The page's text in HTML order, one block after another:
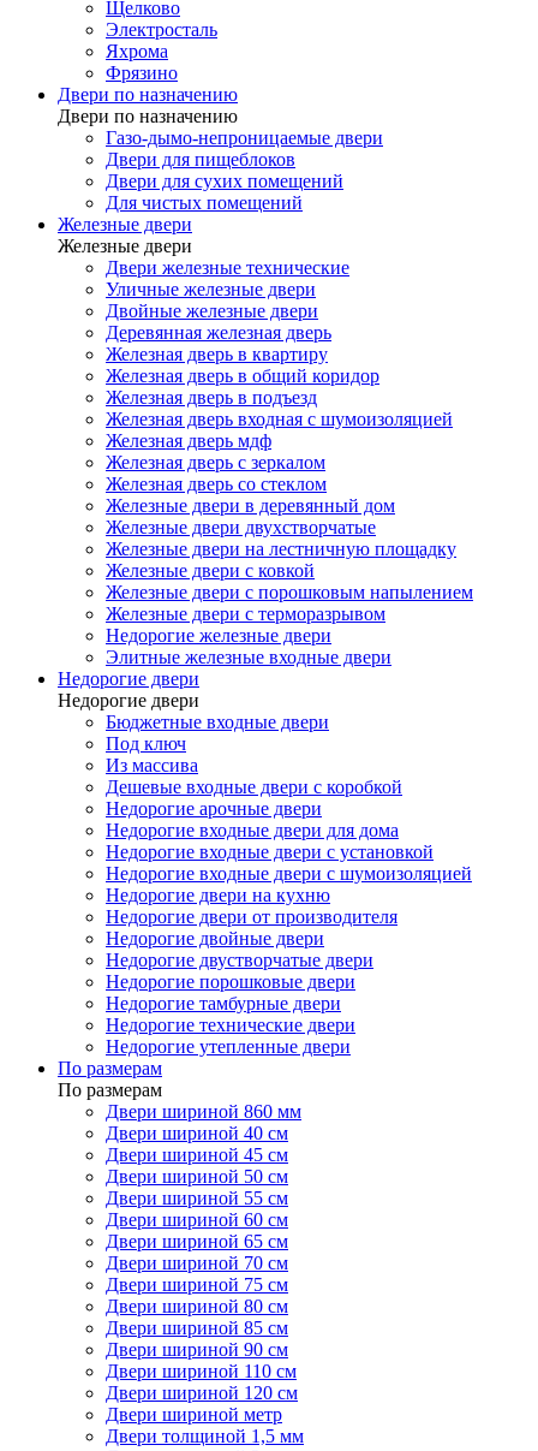
Щелково
Электросталь
Яхрома
Фрязино
Двери по назначению
Двери по назначению
Газо-дымо-непроницаемые двери
Двери для пищеблоков
Двери для сухих помещений
Для чистых помещений
Железные двери
Железные двери
Двери железные технические
Уличные железные двери
Двойные железные двери
Деревянная железная дверь
Железная дверь в квартиру
Железная дверь в общий коридор
Железная дверь в подъезд
Железная дверь входная с шумоизоляцией
Железная дверь мдф
Железная дверь с зеркалом
Железная дверь со стеклом
Железные двери в деревянный дом
Железные двери двухстворчатые
Железные двери на лестничную площадку
Железные двери с ковкой
Железные двери с порошковым напылением
Железные двери с терморазрывом
Недорогие железные двери
Элитные железные входные двери
Недорогие двери
Недорогие двери
Бюджетные входные двери
Под ключ
Из массива
Дешевые входные двери с коробкой
Недорогие арочные двери
Недорогие входные двери для дома
Недорогие входные двери с установкой
Недорогие входные двери с шумоизоляцией
Недорогие двери на кухню
Недорогие двери от производителя
Недорогие двойные двери
Недорогие двустворчатые двери
Недорогие порошковые двери
Недорогие тамбурные двери
Недорогие технические двери
Недорогие утепленные двери
По размерам
По размерам
Двери шириной 860 мм
Двери шириной 40 см
Двери шириной 45 см
Двери шириной 50 см
Двери шириной 55 см
Двери шириной 60 см
Двери шириной 65 см
Двери шириной 70 см
Двери шириной 75 см
Двери шириной 80 см
Двери шириной 85 см
Двери шириной 90 см
Двери шириной 110 см
Двери шириной 120 см
Двери шириной метр
Двери толщиной 1,5 мм